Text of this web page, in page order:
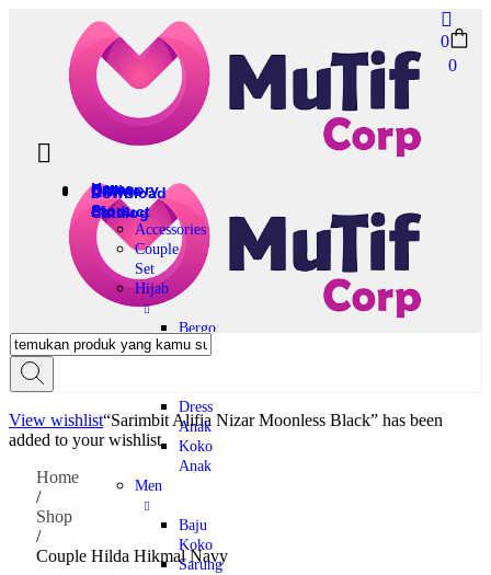
Home
Category
Accessories
Couple
Set
Hijab
Bergo
Scarves
Dress
Anak
Koko
Anak
Men
Baju
Koko
Sarung
Offline
Store
All
Product
Download
Catalog
0
0
View wishlist“Sarimbit Alifia Nizar Moonless Black” has been
added to your wishlist
Home
/
Shop
/
Couple Hilda Hikmal Navy